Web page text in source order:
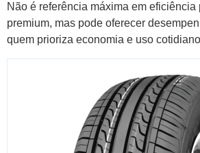
Não é referência máxima em eficiência
premium, mas pode oferecer
quem prioriza economia e uso